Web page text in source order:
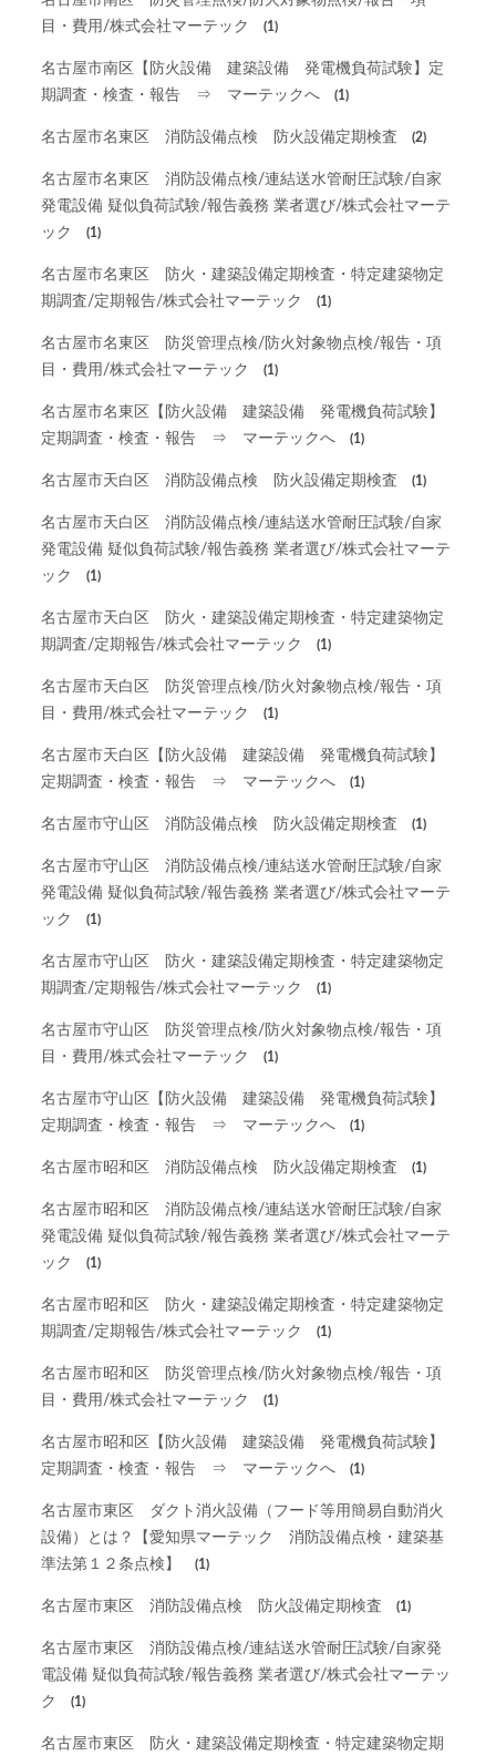
目・費用/株式会社マーテック
(1)
名古屋市南区【防火設備 建築設備 発電機負荷試験】定
期調査・検査・報告 ⇒ マーテックへ
(1)
名古屋市名東区 消防設備点検 防火設備定期検査 (2)
名古屋市名東区 消防設備点検/連結送水管耐圧試験/自家
発電設備 疑似負荷試験/報告義務 業者選び/株式会社マーテ
ック
(1)
名古屋市名東区 防火・建築設備定期検査・特定建築物定
期調査/定期報告/株式会社マーテック
(1)
名古屋市名東区 防災管理点検/防火対象物点検/報告・項
目・費用/株式会社マーテック
(1)
名古屋市名東区【防火設備 建築設備 発電機負荷試験】
定期調査・検査・報告 ⇒ マーテックへ
(1)
名古屋市天白区 消防設備点検 防火設備定期検査 (1)
名古屋市天白区 消防設備点検/連結送水管耐圧試験/自家
発電設備 疑似負荷試験/報告義務 業者選び/株式会社マーテ
ック
(1)
名古屋市天白区 防火・建築設備定期検査・特定建築物定
期調査/定期報告/株式会社マーテック
(1)
名古屋市天白区 防災管理点検/防火対象物点検/報告・項
目・費用/株式会社マーテック
(1)
名古屋市天白区【防火設備 建築設備 発電機負荷試験】
定期調査・検査・報告 ⇒ マーテックへ
(1)
名古屋市守山区 消防設備点検 防火設備定期検査 (1)
名古屋市守山区 消防設備点検/連結送水管耐圧試験/自家
発電設備 疑似負荷試験/報告義務 業者選び/株式会社マーテ
ック
(1)
名古屋市守山区 防火・建築設備定期検査・特定建築物定
期調査/定期報告/株式会社マーテック
(1)
名古屋市守山区 防災管理点検/防火対象物点検/報告・項
目・費用/株式会社マーテック
(1)
名古屋市守山区【防火設備 建築設備 発電機負荷試験】
定期調査・検査・報告 ⇒ マーテックへ
(1)
名古屋市昭和区 消防設備点検 防火設備定期検査 (1)
名古屋市昭和区 消防設備点検/連結送水管耐圧試験/自家
発電設備 疑似負荷試験/報告義務 業者選び/株式会社マーテ
ック
(1)
名古屋市昭和区 防火・建築設備定期検査・特定建築物定
期調査/定期報告/株式会社マーテック
(1)
名古屋市昭和区 防災管理点検/防火対象物点検/報告・項
目・費用/株式会社マーテック
(1)
名古屋市昭和区【防火設備 建築設備 発電機負荷試験】
定期調査・検査・報告 ⇒ マーテックへ
(1)
名古屋市東区 ダクト消火設備（フード等用簡易自動消火
設備）とは？【愛知県マーテック 消防設備点検・建築基
準法第１２条点検】
(1)
名古屋市東区 消防設備点検 防火設備定期検査 (1)
名古屋市東区 消防設備点検/連結送水管耐圧試験/自家発
電設備 疑似負荷試験/報告義務 業者選び/株式会社マーテッ
ク
(1)
名古屋市東区 防火・建築設備定期検査・特定建築物定期